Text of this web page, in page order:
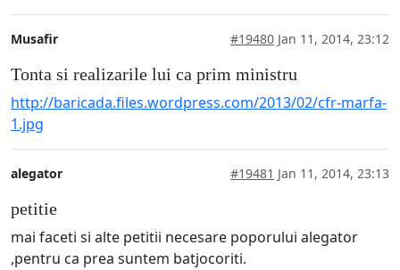
Musafir #19480 Jan 11, 2014, 23:12
Tonta si realizarile lui ca prim ministru
http://baricada.files.wordpress.com/2013/02/cfr-marfa-
1.jpg
alegator #19481 Jan 11, 2014, 23:13
petitie
mai faceti si alte petitii necesare poporului alegator
,pentru ca prea suntem batjocoriti.